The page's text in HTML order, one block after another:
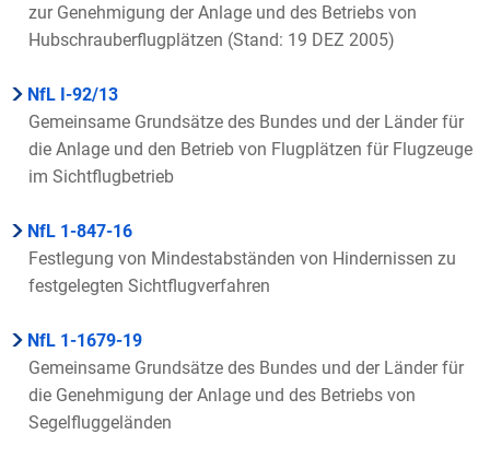
zur Genehmigung der Anlage und des Betriebs von
Hubschrauberflugplätzen (Stand: 19 DEZ 2005)
NfL I-92/13
Gemeinsame Grundsätze des Bundes und der Länder für
die Anlage und den Betrieb von Flugplätzen für Flugzeuge
im Sichtflugbetrieb
NfL 1-847-16
Festlegung von Mindestabständen von Hindernissen zu
festgelegten Sichtflugverfahren
NfL 1-1679-19
Gemeinsame Grundsätze des Bundes und der Länder für
die Genehmigung der Anlage und des Betriebs von
Segelfluggeländen